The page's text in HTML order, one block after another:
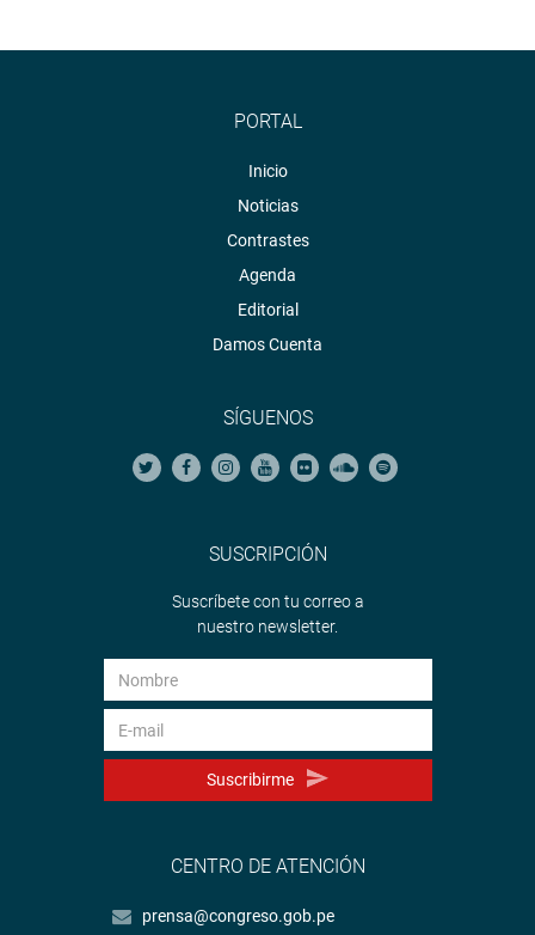
PORTAL
Inicio
Noticias
Contrastes
Agenda
Editorial
Damos Cuenta
SÍGUENOS
SUSCRIPCIÓN
Suscríbete con tu correo a
nuestro newsletter.
Suscribirme
CENTRO DE ATENCIÓN
prensa@congreso.gob.pe